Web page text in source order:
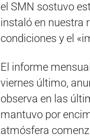
el SMN sostuvo
instaló en nuestra
condiciones y el
El informe
viernes último,
observa en las
mantuvo por
atmósfera